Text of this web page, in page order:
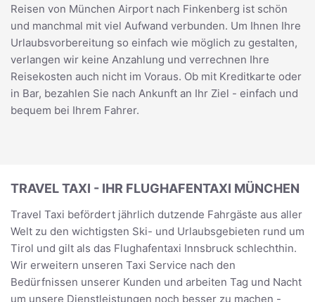
Reisen von München Airport nach Finkenberg ist schön
und manchmal mit viel Aufwand verbunden. Um Ihnen Ihre
Urlaubsvorbereitung so einfach wie möglich zu gestalten,
verlangen wir keine Anzahlung und verrechnen Ihre
Reisekosten auch nicht im Voraus. Ob mit Kreditkarte oder
in Bar, bezahlen Sie nach Ankunft an Ihr Ziel - einfach und
bequem bei Ihrem Fahrer.
TRAVEL TAXI - IHR FLUGHAFENTAXI MÜNCHEN
Travel Taxi befördert jährlich dutzende Fahrgäste aus aller
Welt zu den wichtigsten Ski- und Urlaubsgebieten rund um
Tirol und gilt als das Flughafentaxi Innsbruck schlechthin.
Wir erweitern unseren Taxi Service nach den
Bedürfnissen unserer Kunden und arbeiten Tag und Nacht
um unsere Dienstleistungen noch besser zu machen -